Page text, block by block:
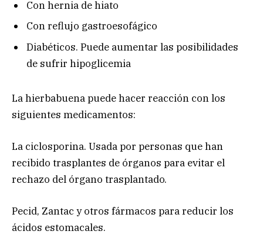
Con hernia de hiato
Con reflujo gastroesofágico
Diabéticos. Puede aumentar las posibilidades
de sufrir hipoglicemia
La hierbabuena puede hacer reacción con los
siguientes medicamentos:
La ciclosporina. Usada por personas que han
recibido trasplantes de órganos para evitar el
rechazo del órgano trasplantado.
Pecid, Zantac y otros fármacos para reducir los
ácidos estomacales.